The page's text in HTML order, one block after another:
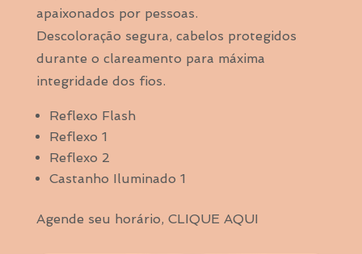
apaixonados por pessoas.
Descoloração segura, cabelos protegidos
durante o clareamento para máxima
integridade dos fios.
Reflexo Flash
Reflexo 1
Reflexo 2
Castanho Iluminado 1
Agende seu horário, CLIQUE AQUI